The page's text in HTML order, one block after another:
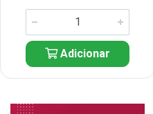
Adicionar